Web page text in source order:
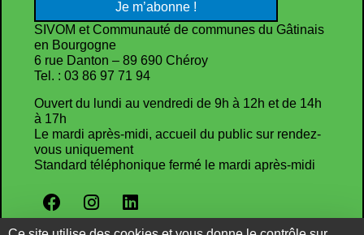
SIVOM et Communauté de communes du Gâtinais
en Bourgogne
6 rue Danton – 89 690 Chéroy
Tel. : 03 86 97 71 94
Ouvert du lundi au vendredi de 9h à 12h et de 14h
à 17h
Le mardi après-midi, accueil du public sur rendez-
vous uniquement
Standard téléphonique fermé le mardi après-midi
Politique de confidentialité